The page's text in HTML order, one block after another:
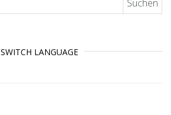
SWITCH LANGUAGE